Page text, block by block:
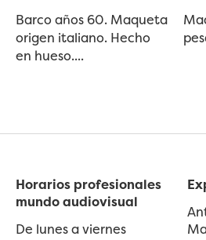
Barco años 60. Maqueta
origen italiano. Hecho
en hueso....
Horarios profesionales
mundo audiovisual
De lunes a viernes